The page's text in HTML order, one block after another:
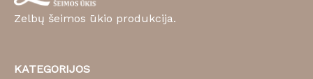
Zelbų šeimos ūkio produkcija.
KATEGORIJOS